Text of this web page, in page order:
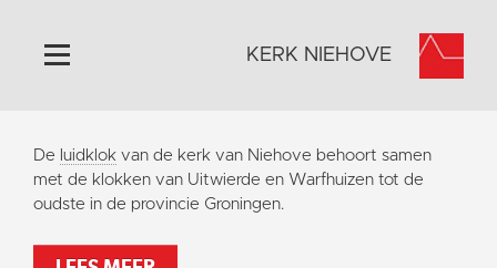
Home
Algemeen
Omgeving
KERK NIEHOVE
De luidklok van de kerk van Niehove behoort samen
met de klokken van Uitwierde en Warfhuizen tot de
oudste in de provincie Groningen.